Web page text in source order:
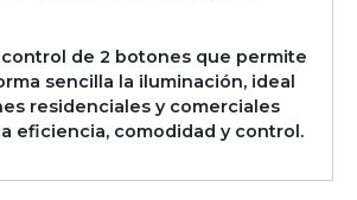
de 2 botones que permite
sencilla la iluminación, ideal
residenciales y comerciales
eficiencia, comodidad y control.